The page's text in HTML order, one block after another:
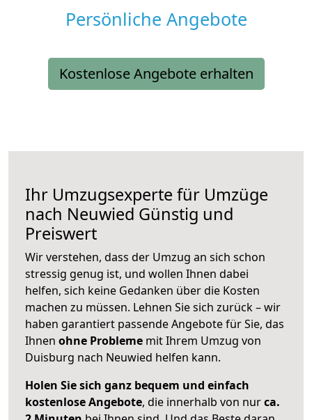
Persönliche Angebote
Kostenlose Angebote erhalten
Ihr Umzugsexperte für Umzüge
nach Neuwied Günstig und
Preiswert
Wir verstehen, dass der Umzug an sich schon
stressig genug ist, und wollen Ihnen dabei
helfen, sich keine Gedanken über die Kosten
machen zu müssen. Lehnen Sie sich zurück – wir
haben garantiert passende Angebote für Sie, das
Ihnen ohne Probleme mit Ihrem Umzug von
Duisburg nach Neuwied helfen kann.
Holen Sie sich ganz bequem und einfach
kostenlose Angebote, die innerhalb von nurca.